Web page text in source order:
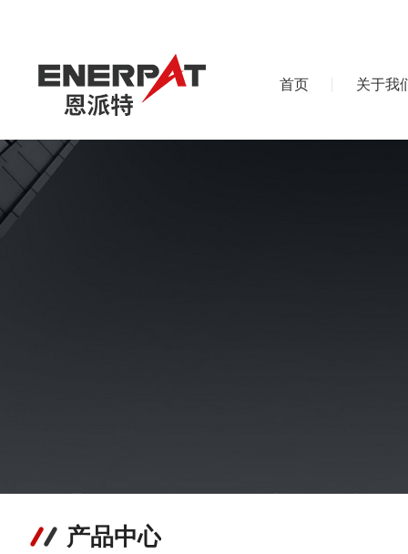
首页 关于我
产品中心